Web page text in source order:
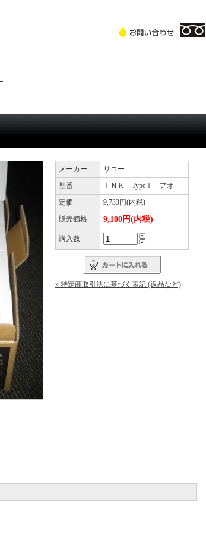
メーカー
リコー
型番
ＩＮＫ TypeⅠ アオ
定価
9,733円(内税)
販売価格
9,100円(内税)
購入数
» 特定商取引法に基づく表記 (返品など)